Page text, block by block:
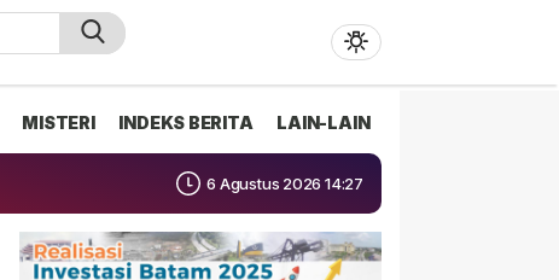
MISTERI INDEKS BERITA LAIN-LAIN
6 Agustus 2026 14:27